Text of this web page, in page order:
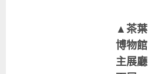
▲茶葉
博物館
主展廳